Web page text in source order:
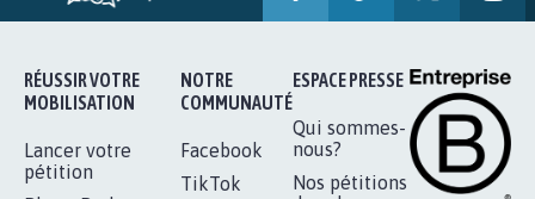
RÉUSSIR VOTRE
MOBILISATION
Lancer votre
pétition
NOTRE
COMMUNAUTÉ
Facebook
TikTok
ESPACE PRESSE
Qui sommes-
nous?
Nos pétitions